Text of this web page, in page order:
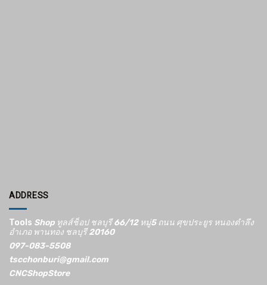
ADDRESS
Tools Shop ทูลส์ช็อป ชลบุรี 66/12​ หมู่5​ ถนน ศุขประยูร หนองตำลึง
อำเภอ พานทอง ชลบุรี 20160
097-083-5508
tscchonburi@gmail.com
CNCShopStore